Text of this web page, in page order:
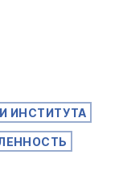
ИНСТИТУТА